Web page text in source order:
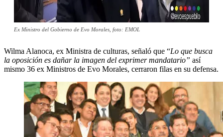
Ex Ministro del Gobierno de Evo Morales, foto: EMOL
Wilma Alanoca, ex Ministra de culturas, señaló que “Lo que busca
la oposición es dañar la imagen del exprimer mandatario” así
mismo 36 ex Ministros de Evo Morales, cerraron filas en su defensa.